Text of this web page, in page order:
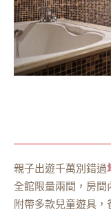
親子出遊千萬別錯過
全館限量兩間，房
附帶多款兒童遊具，